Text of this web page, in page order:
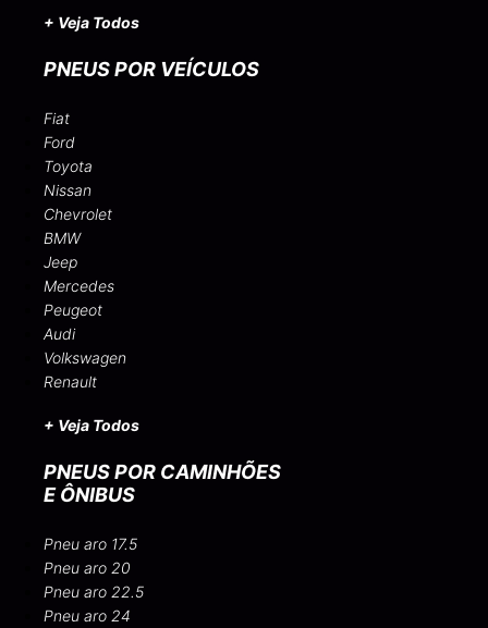
+ Veja Todos
PNEUS POR VEÍCULOS
Fiat
Ford
Toyota
Nissan
Chevrolet
BMW
Jeep
Mercedes
Peugeot
Audi
Volkswagen
Renault
+ Veja Todos
PNEUS POR CAMINHÕES
E ÔNIBUS
Pneu aro 17.5
Pneu aro 20
Pneu aro 22.5
Pneu aro 24